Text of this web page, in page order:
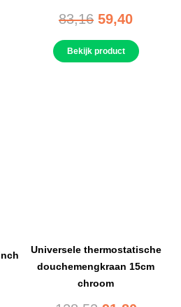
83,16 59,40
Bekijk product
Universele thermostatische
douchemengkraan 15cm
chroom